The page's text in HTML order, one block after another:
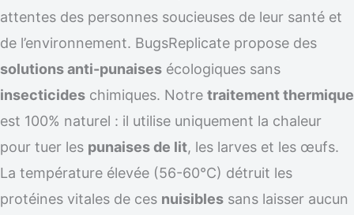
attentes des personnes soucieuses de leur santé et
de l’environnement. BugsReplicate propose des
solutions anti-punaises écologiques sans
insecticides chimiques. Notre traitement thermique
est 100% naturel : il utilise uniquement la chaleur
pour tuer les punaises de lit, les larves et les œufs.
La température élevée (56-60°C) détruit les
protéines vitales de ces nuisibles sans laisser aucun